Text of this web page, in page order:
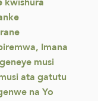
Imana
musi
ata gatutu
na Yo